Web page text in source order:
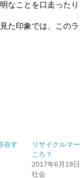
なことを口走った
た印象では、この
在す
リサイクルマ
ころ？
2017年6月19日
社会